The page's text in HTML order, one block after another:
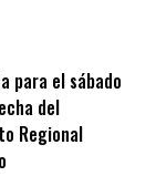
para el sábado
del
Regional